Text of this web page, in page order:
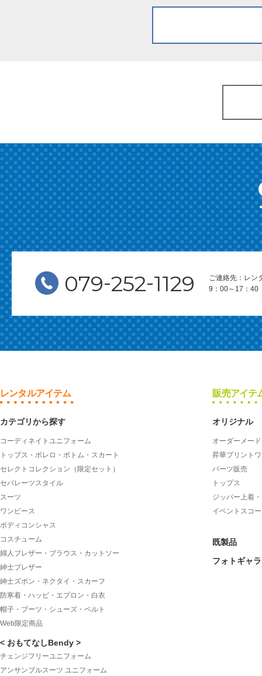
079-252-1129
ご連絡先：レン
9：00～17：
レンタルアイテム
カテゴリから探す
コーディネイトユニフォーム
トップス・ボレロ・ボトム・スカート
セレクトコレクション（限定セット）
セパレーツスタイル
スーツ
ワンピース
ボディコンシャス
コスチューム
婦人ブレザー・ブラウス・カットソー
紳士ブレザー
紳士ズボン・ネクタイ・スカーフ
防寒着・ハッピ・エプロン・白衣
帽子・ブーツ・シューズ・ベルト
Web限定商品
< おもてなしBendy >
チェンジフリーユニフォーム
アンサンブルスーツ ユニフォーム
販売アイテ
オリジナル
オーダーメー
昇華プリント
パーツ販売
トップス
ジッパー上着
イベントスコ
既製品
フォトギャ